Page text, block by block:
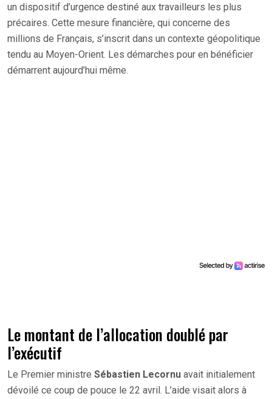
un dispositif d’urgence destiné aux travailleurs les plus
précaires. Cette mesure financière, qui concerne des
millions de Français, s’inscrit dans un contexte géopolitique
tendu au Moyen-Orient. Les démarches pour en bénéficier
démarrent aujourd’hui même.
Le montant de l’allocation doublé par
l’exécutif
Le Premier ministre Sébastien Lecornu avait initialement
dévoilé ce coup de pouce le 22 avril. L’aide visait alors à